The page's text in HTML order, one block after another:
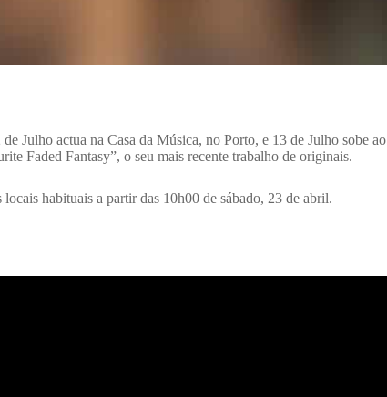
Julho actua na Casa da Música, no Porto, e 13 de Julho sobe ao
Faded Fantasy”, o seu mais recente trabalho de originais.
habituais a partir das 10h00 de sábado, 23 de abril.